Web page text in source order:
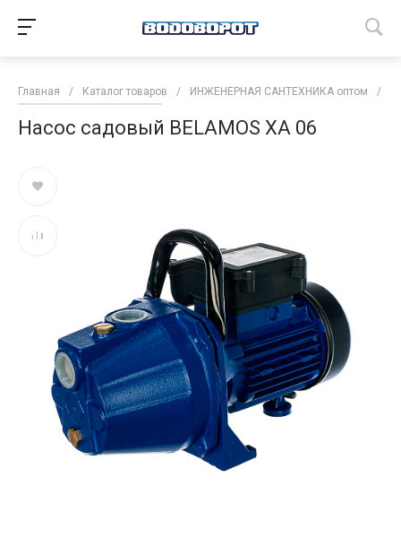
Главная / Каталог товаров / ИНЖЕНЕРНАЯ САНТЕХНИКА оптом /
Насос садовый BELAMOS XA 06